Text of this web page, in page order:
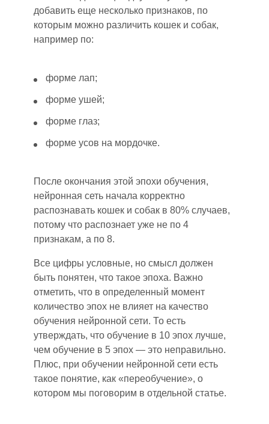
добавить еще несколько признаков, по
которым можно различить кошек и собак,
например по:
форме лап;
форме ушей;
форме глаз;
форме усов на мордочке.
После окончания этой эпохи обучения,
нейронная сеть начала корректно
распознавать кошек и собак в 80% случаев,
потому что распознает уже не по 4
признакам, а по 8.
Все цифры условные, но смысл должен
быть понятен, что такое эпоха. Важно
отметить, что в определенный момент
количество эпох не влияет на качество
обучения нейронной сети. То есть
утверждать, что обучение в 10 эпох лучше,
чем обучение в 5 эпох — это неправильно.
Плюс, при обучении нейронной сети есть
такое понятие, как «переобучение», о
котором мы поговорим в отдельной статье.